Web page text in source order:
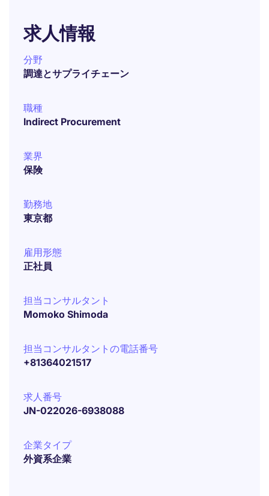
求人情報
分野
調達とサプライチェーン
職種
Indirect Procurement
業界
保険
勤務地
東京都
雇用形態
正社員
担当コンサルタント
Momoko Shimoda
担当コンサルタントの電話番号
+81364021517
求人番号
JN-022026-6938088
企業タイプ
外資系企業